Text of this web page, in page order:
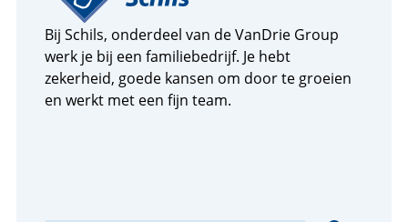
Bij Schils, onderdeel van de VanDrie Group
werk je bij een familiebedrijf. Je hebt
zekerheid, goede kansen om door te groeien
en werkt met een fijn team.